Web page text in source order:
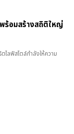
พร้อมสร้างสถิติใหญ่
ไลฟ์สไตล์กำลังให้ความ